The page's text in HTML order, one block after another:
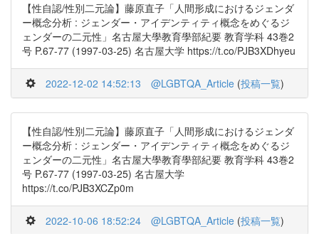
【性自認/性別二元論】藤原直子「人間形成におけるジェンダ
ー概念分析 : ジェンダー・アイデンティティ概念をめぐるジ
ェンダーの二元性」名古屋大學教育學部紀要 教育学科 43巻2
号 P.67-77 (1997-03-25) 名古屋大学 https://t.co/PJB3XDhyeu
2022-12-02 14:52:13 @LGBTQA_Article (投稿一覧)
【性自認/性別二元論】藤原直子「人間形成におけるジェンダ
ー概念分析 : ジェンダー・アイデンティティ概念をめぐるジ
ェンダーの二元性」名古屋大學教育學部紀要 教育学科 43巻2
号 P.67-77 (1997-03-25) 名古屋大学
https://t.co/PJB3XCZp0m
2022-10-06 18:52:24 @LGBTQA_Article (投稿一覧)